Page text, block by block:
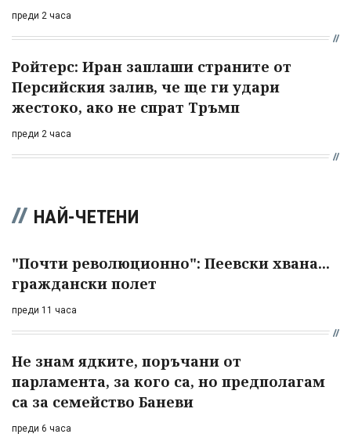
преди 2 часа
Ройтерс: Иран заплаши страните от
Персийския залив, че ще ги удари
жестоко, ако не спрат Тръмп
преди 2 часа
НАЙ-ЧЕТЕНИ
"Почти революционно": Пеевски хвана...
граждански полет
преди 11 часа
Не знам ядките, поръчани от
парламента, за кого са, но предполагам
са за семейство Баневи
преди 6 часа